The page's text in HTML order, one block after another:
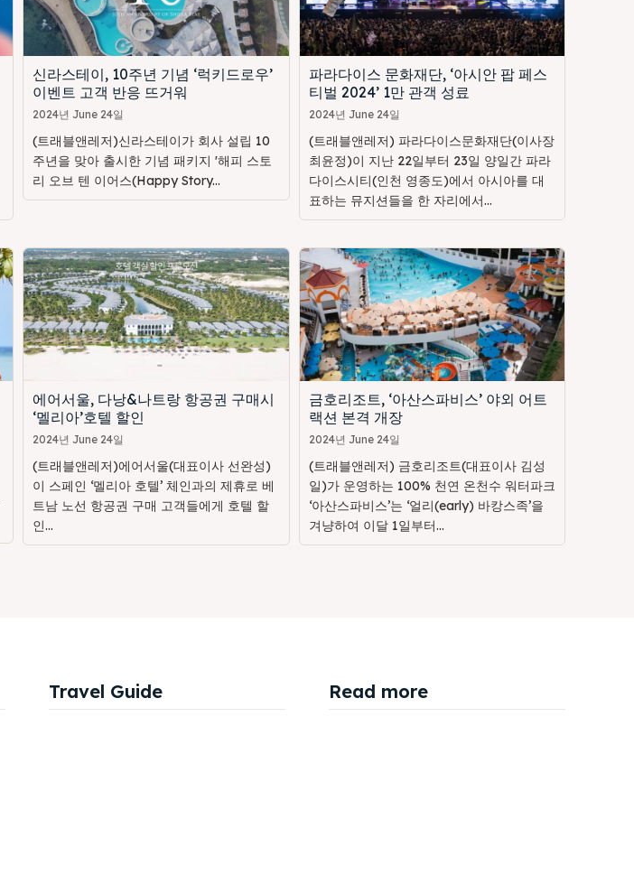
신라스테이, 10주년 기념 ‘럭키드로우’
이벤트 고객 반응 뜨거워
2024년 June 24일
(트래블앤레저)신라스테이가 회사 설립 10
주년을 맞아 출시한 기념 패키지 '해피 스토
리 오브 텐 이어스(Happy Story...
파라다이스 문화재단, ‘아시안 팝 페스
티벌 2024’ 1만 관객 성료
2024년 June 24일
(트래블앤레저) 파라다이스문화재단(이사장
최윤정)이 지난 22일부터 23일 양일간 파라
다이스시티(인천 영종도)에서 아시아를 대
표하는 뮤지션들을 한 자리에서...
에어서울, 다낭&나트랑 항공권 구매시
‘멜리아’호텔 할인
2024년 June 24일
(트래블앤레저)에어서울(대표이사 선완성)
이 스페인 ‘멜리아 호텔’ 체인과의 제휴로 베
트남 노선 항공권 구매 고객들에게 호텔 할
인...
금호리조트, ‘아산스파비스’ 야외 어트
랙션 본격 개장
2024년 June 24일
(트래블앤레저) 금호리조트(대표이사 김성
일)가 운영하는 100% 천연 온천수 워터파크
‘아산스파비스’는 ‘얼리(early) 바캉스족’을
겨냥하여 이달 1일부터...
Travel Guide Read more